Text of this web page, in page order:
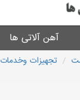
آهن آلاتی ها
تجهیزات وخدمات